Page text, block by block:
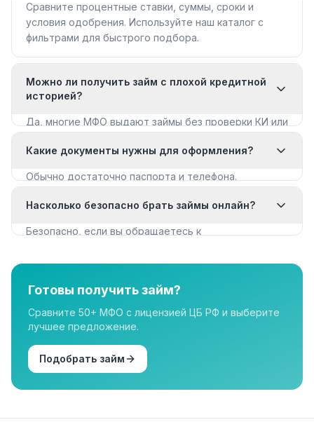
Сравните процентные ставки, суммы, сроки и
условия одобрения. Используйте наш каталог с
фильтрами для быстрого подбора.
Можно ли получить займ с плохой кредитной
историей?
Да, многие МФО выдают займы без проверки КИ или
с плохой КИ».
Какие документы нужны для оформления?
Обычно достаточно паспорта и телефона.
документы для крупных сумм.
Насколько безопасно брать займы онлайн?
Безопасно, если вы обращаетесь к
организации в нашем каталоге имеют лицензию.
Готовы получить займ?
Сравните 50+ МФО с лицензией ЦБ РФ и выберите
лучшее предложение.
Подобрать займ